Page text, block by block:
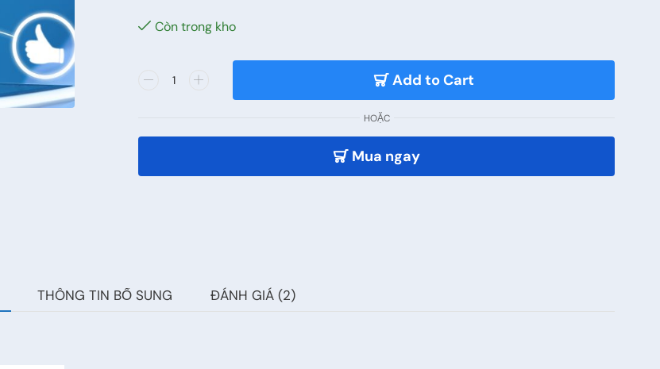
Còn trong kho
Add to Cart
HOẶC
Mua ngay
THÔNG TIN BỔ SUNG ĐÁNH GIÁ (2)